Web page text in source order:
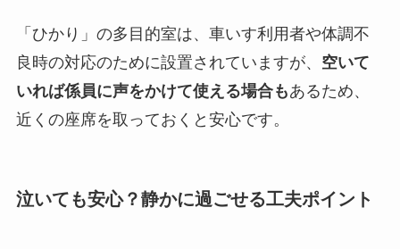
「ひかり」の多目的室は、車いす利用者や体調不
良時の対応のために設置されていますが、 空いて
いれば係員に声をかけて使える場合もあるため、
近くの座席を取っておくと安心です。
泣いても安心？静かに過ごせる工夫ポイント